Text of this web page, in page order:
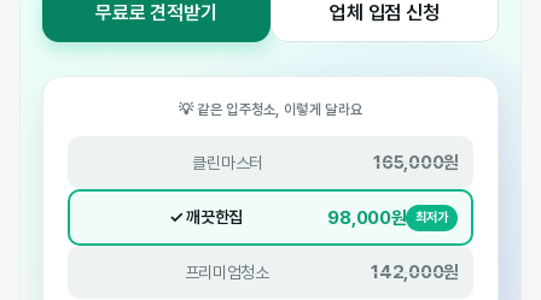
무료로 견적받기 업체 입점 신청
💡 같은 입주청소, 이렇게 달라요
클린마스터 165,000원
✓ 깨끗한집 98,000원 최저가
프리미엄청소 142,000원